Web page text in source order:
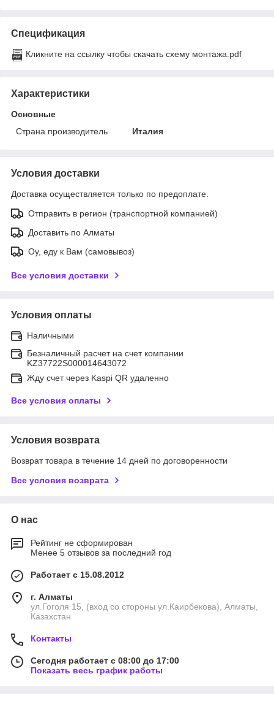
Спецификация
Кликните на ссылку чтобы скачать схему монтажа.pdf
Характеристики
Основные
Страна производитель
Италия
Условия доставки
Доставка осуществляется только по предоплате.
Отправить в регион (транспортной компанией)
Доставить по Алматы
Оу, еду к Вам (самовывоз)
Все условия доставки
Условия оплаты
Наличными
Безналичный расчет на счет компании
KZ37722S000014643072
Жду счет через Kaspi QR удаленно
Все условия оплаты
Условия возврата
Возврат товара в течение 14 дней по договоренности
Все условия возврата
О нас
Рейтинг не сформирован
Менее 5 отзывов за последний год
Работает с 15.08.2012
г. Алматы
ул.Гоголя 15, (вход со стороны ул.Каирбекова), Алматы,
Казахстан
Контакты
Сегодня работает с 08:00 до 17:00
Показать весь график работы